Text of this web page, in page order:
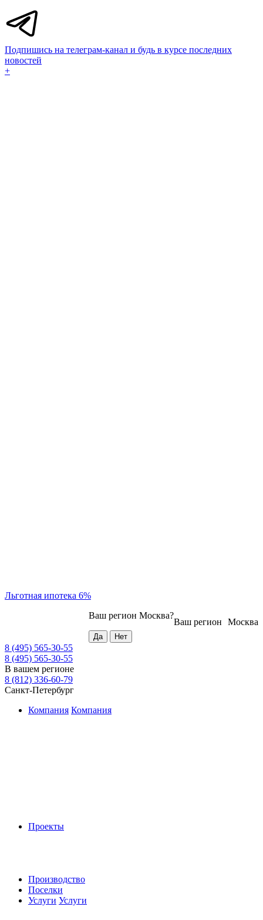
Подпишись на телеграм-канал и будь в курсе последних
новостей
+
Льготная ипотека 6%
Москва
Ваш регион
Ваш регион Москва?
8 (495) 565-30-55
8 (495) 565-30-55
В вашем регионе
8 (812) 336-60-79
Санкт-Петербург
Компания Компания
Проекты
Производство
Поселки
Услуги Услуги